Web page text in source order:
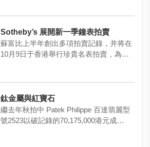
Sotheby’s 展開新一季鐘表拍賣
蘇富比上半年創出多項拍賣記錄，并将在
10月9日于香港舉行珍貴名表拍賣，為下
鈦金屬與紅寶石
繼去年秋拍中 Patek Philippe 百達翡麗型
號2523以破記錄的70,175,000港元成…